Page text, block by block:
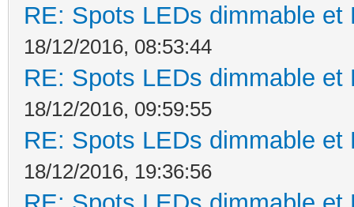
RE: Spots LEDs dimmable
18/12/2016, 08:53:44
RE: Spots LEDs dimmable
18/12/2016, 09:59:55
RE: Spots LEDs dimmable
18/12/2016, 19:36:56